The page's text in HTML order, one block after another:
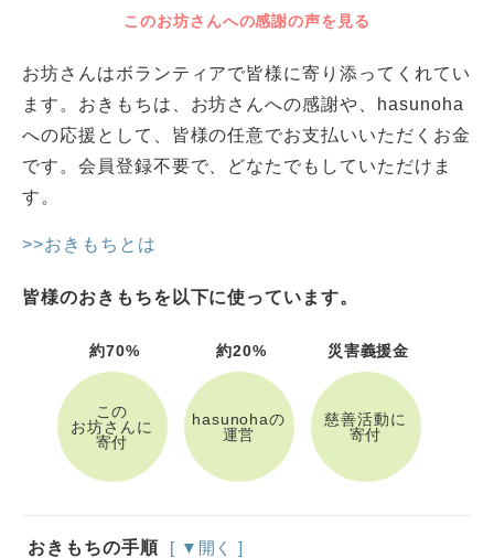
このお坊さんへの感謝の声を見る
お坊さんはボランティアで皆様に寄り添ってくれてい
ます。おきもちは、お坊さんへの感謝や、hasunoha
への応援として、皆様の任意でお支払いいただくお金
です。会員登録不要で、どなたでもしていただけま
す。
>>おきもちとは
皆様のおきもちを以下に使っています。
約70%
この
お坊さんに
寄付
約20%
hasunohaの
運営
災害義援金
慈善活動に
寄付
おきもちの手順 [ ▼開く ]